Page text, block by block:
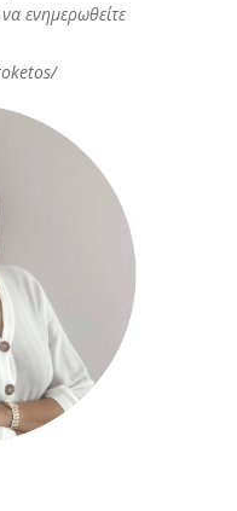
ενημερωθείτε